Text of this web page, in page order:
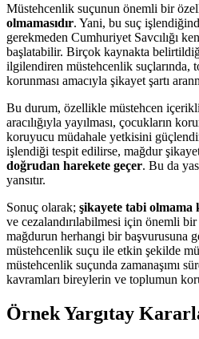
Müstehcenlik suçunun önemli bir
olmamasıdır. Yani, bu suç
gerekmeden Cumhuriyet Savcılığı
başlatabilir. Birçok kaynakta
ilgilendiren müstehcenlik suçlarında,
korunması amacıyla şikayet şartı
Bu durum, özellikle müstehcen
aracılığıyla yayılması, çocukların
koruyucu müdahale yetkisini
işlendiği tespit edilirse, mağdur
doğrudan harekete geçer. Bu da
yansıtır.
Sonuç olarak; şikayete tabi olmama
ve cezalandırılabilmesi için önemli bir
mağdurun herhangi bir başvurusuna
müstehcenlik suçu ile etkin şekilde
müstehcenlik suçunda zamanaşımı
kavramları bireylerin ve toplumun
Örnek Yargıtay